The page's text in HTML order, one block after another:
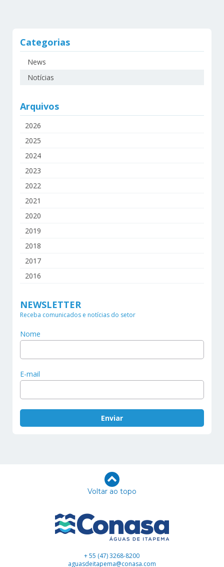
Categorias
News
Notícias
Arquivos
2026
2025
2024
2023
2022
2021
2020
2019
2018
2017
2016
NEWSLETTER
Receba comunicados e notícias do setor
Nome
E-mail
Voltar ao topo
+ 55 (47) 3268-8200
aguasdeitapema@conasa.com